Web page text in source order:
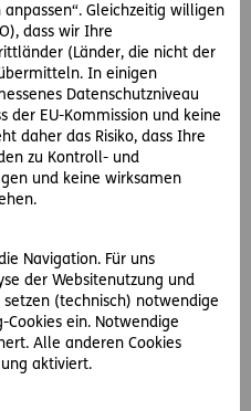
Gleichzeitig willigen
dass wir Ihre
(Länder, die nicht der
In einigen
Datenschutzniveau
der EU-Kommission und keine
daher das Risiko, dass Ihre
zu Kontroll- und
und keine wirksamen
Navigation. Für uns
der Websitenutzung und
(technisch) notwendige
Cookies ein. Notwendige
Alle anderen Cookies
aktiviert.
Was nun?
R. von ihren Nachbarn
Juristen die Klage